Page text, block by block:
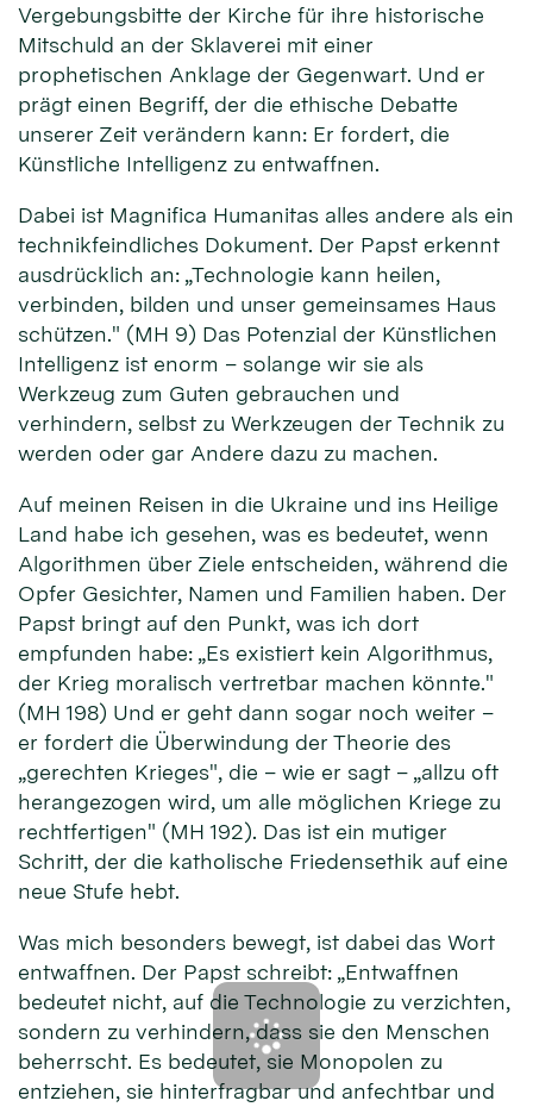
Vergebungsbitte der Kirche für ihre historische
Mitschuld an der Sklaverei mit einer
prophetischen Anklage der Gegenwart. Und er
prägt einen Begriff, der die ethische Debatte
unserer Zeit verändern kann: Er fordert, die
Künstliche Intelligenz zu entwaffnen.
Dabei ist Magnifica Humanitas alles andere als ein
technikfeindliches Dokument. Der Papst erkennt
ausdrücklich an: „Technologie kann heilen,
verbinden, bilden und unser gemeinsames Haus
schützen." (MH 9) Das Potenzial der Künstlichen
Intelligenz ist enorm – solange wir sie als
Werkzeug zum Guten gebrauchen und
verhindern, selbst zu Werkzeugen der Technik zu
werden oder gar Andere dazu zu machen.
Auf meinen Reisen in die Ukraine und ins Heilige
Land habe ich gesehen, was es bedeutet, wenn
Algorithmen über Ziele entscheiden, während die
Opfer Gesichter, Namen und Familien haben. Der
Papst bringt auf den Punkt, was ich dort
empfunden habe: „Es existiert kein Algorithmus,
der Krieg moralisch vertretbar machen könnte."
(MH 198) Und er geht dann sogar noch weiter –
er fordert die Überwindung der Theorie des
„gerechten Krieges", die – wie er sagt – „allzu oft
herangezogen wird, um alle möglichen Kriege zu
rechtfertigen" (MH 192). Das ist ein mutiger
Schritt, der die katholische Friedensethik auf eine
neue Stufe hebt.
Was mich besonders bewegt, ist dabei das Wort
entwaffnen. Der Papst schreibt: „Entwaffnen
bedeutet nicht, auf die Technologie zu verzichten,
sondern zu verhindern, dass sie den Menschen
beherrscht. Es bedeutet, sie Monopolen zu
entziehen, sie hinterfragbar und anfechtbar und